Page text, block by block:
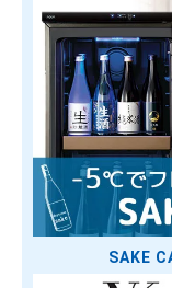
SAKE